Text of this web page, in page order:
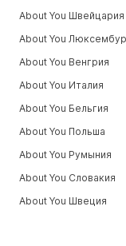
About You
About You
About You Венгрия
About You Италия
About You Бельгия
About You Польша
About You Румыния
About You Словакия
About You Швеция